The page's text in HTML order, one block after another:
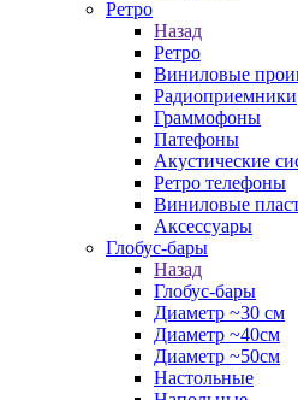
Ретро
Назад
Ретро
Виниловые
Радиоприемники
Граммофоны
Патефоны
Акустические
Ретро телефоны
Виниловые
Аксессуары
Глобус-бары
Назад
Глобус-бары
Диаметр ~30 см
Диаметр ~40см
Диаметр ~50см
Настольные